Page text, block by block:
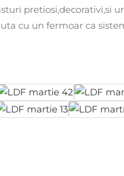
pretiosi,decorativi,si
cu un fermoar ca